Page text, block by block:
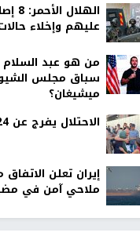
عليهم وإخلاء
من هو عبد
سباق مجلس
ميشيغان؟
الاحتلال يفرج عن 24 عاملاً من غزة
إيران تعلن
ملاحي آمن في